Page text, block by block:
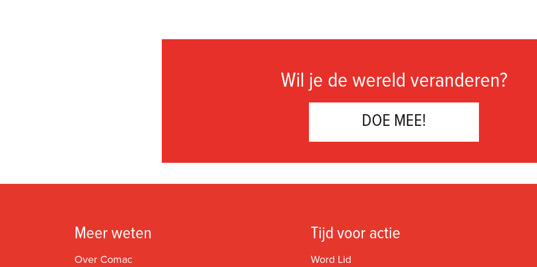
Wil je de wereld veranderen?
DOE MEE!
Meer weten
Over Comac
Tijd voor actie
Word Lid